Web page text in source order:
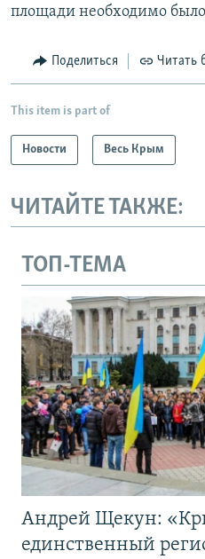
площади необходимо
Поделиться Читать
This item is part of
Новости Весь Крым
ЧИТАЙТЕ ТАКЖЕ:
ТОП-ТЕМА
Андрей Щекун:
единственный